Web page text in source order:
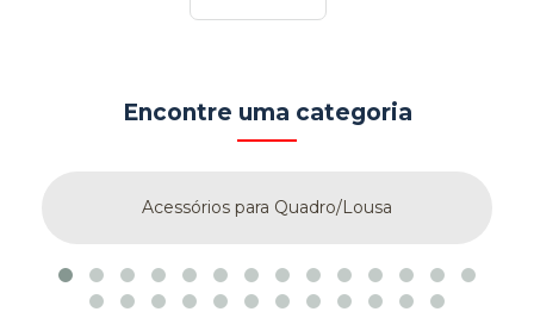
Encontre uma categoria
Acessórios para Quadro/Lousa